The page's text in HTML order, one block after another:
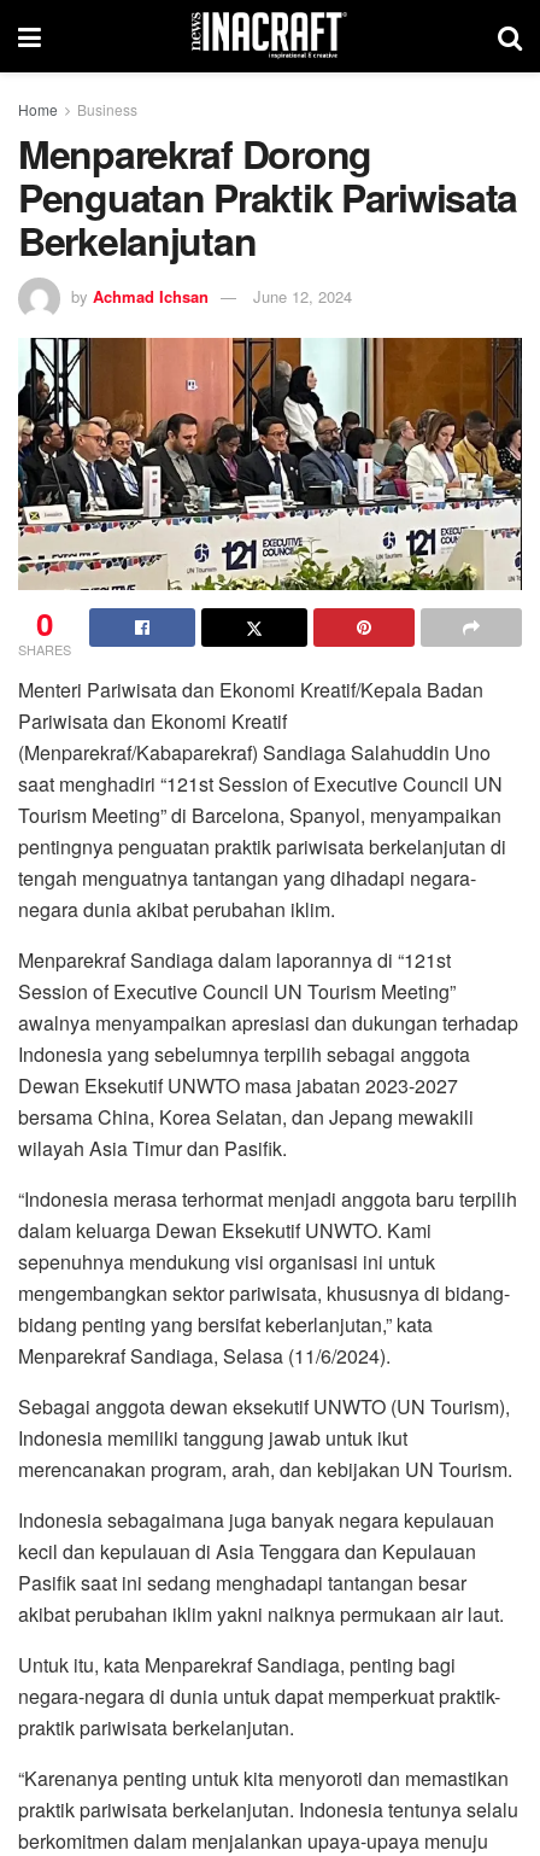
Home Business
Menparekraf Dorong
Penguatan Praktik Pariwisata
Berkelanjutan
by Achmad Ichsan June 12, 2024
0
SHARES
Menteri Pariwisata dan Ekonomi Kreatif/Kepala Badan
Pariwisata dan Ekonomi Kreatif
(Menparekraf/Kabaparekraf) Sandiaga Salahuddin Uno
saat menghadiri “121st Session of Executive Council UN
Tourism Meeting” di Barcelona, Spanyol, menyampaikan
pentingnya penguatan praktik pariwisata berkelanjutan di
tengah menguatnya tantangan yang dihadapi negara-
negara dunia akibat perubahan iklim.
Menparekraf Sandiaga dalam laporannya di “121st
Session of Executive Council UN Tourism Meeting”
awalnya menyampaikan apresiasi dan dukungan terhadap
Indonesia yang sebelumnya terpilih sebagai anggota
Dewan Eksekutif UNWTO masa jabatan 2023-2027
bersama China, Korea Selatan, dan Jepang mewakili
wilayah Asia Timur dan Pasifik.
“Indonesia merasa terhormat menjadi anggota baru terpilih
dalam keluarga Dewan Eksekutif UNWTO. Kami
sepenuhnya mendukung visi organisasi ini untuk
mengembangkan sektor pariwisata, khususnya di bidang-
bidang penting yang bersifat keberlanjutan,” kata
Menparekraf Sandiaga, Selasa (11/6/2024).
Sebagai anggota dewan eksekutif UNWTO (UN Tourism),
Indonesia memiliki tanggung jawab untuk ikut
merencanakan program, arah, dan kebijakan UN Tourism.
Indonesia sebagaimana juga banyak negara kepulauan
kecil dan kepulauan di Asia Tenggara dan Kepulauan
Pasifik saat ini sedang menghadapi tantangan besar
akibat perubahan iklim yakni naiknya permukaan air laut.
Untuk itu, kata Menparekraf Sandiaga, penting bagi
negara-negara di dunia untuk dapat memperkuat praktik-
praktik pariwisata berkelanjutan.
“Karenanya penting untuk kita menyoroti dan memastikan
praktik pariwisata berkelanjutan. Indonesia tentunya selalu
berkomitmen dalam menjalankan upaya-upaya menuju